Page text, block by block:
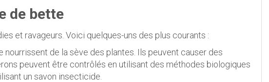
de bette
et ravageurs. Voici quelques-uns des plus courants :
de la sève des plantes. Ils peuvent causer des
peuvent être contrôlés en utilisant des méthodes biologiques
un savon insecticide.